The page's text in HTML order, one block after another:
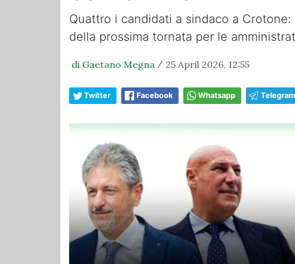
Quattro i candidati a sindaco a
della prossima tornata per le
di Gaetano Megna / 25 April 2026, 12:55
Twitter Facebook Whatsapp Telegram